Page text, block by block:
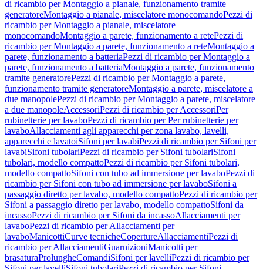
di ricambio per Montaggio a pianale, funzionamento tramite
generatoreMontaggio a pianale, miscelatore monocomandoPezzi di
ricambio per Montaggio a pianale, miscelatore
monocomandoMontaggio a parete, funzionamento a retePezzi di
ricambio per Montaggio a parete, funzionamento a reteMontaggio a
parete, funzionamento a batteriaPezzi di ricambio per Montaggio a
parete, funzionamento a batteriaMontaggio a parete, funzionamento
tramite generatorePezzi di ricambio per Montaggio a parete,
funzionamento tramite generatoreMontaggio a parete, miscelatore a
due manopolePezzi di ricambio per Montaggio a parete, miscelatore
a due manopoleAccessoriPezzi di ricambio per AccessoriPer
rubinetterie per lavaboPezzi di ricambio per Per rubinetterie per
lavaboAllacciamenti agli apparecchi per zona lavabo, lavelli,
apparecchi e lavatoiSifoni per lavabiPezzi di ricambio per Sifoni per
lavabiSifoni tubolariPezzi di ricambio per Sifoni tubolariSifoni
tubolari, modello compattoPezzi di ricambio per Sifoni tubolari,
modello compattoSifoni con tubo ad immersione per lavaboPezzi di
ricambio per Sifoni con tubo ad immersione per lavaboSifoni a
passaggio diretto per lavabo, modello compattoPezzi di ricambio per
Sifoni a passaggio diretto per lavabo, modello compattoSifoni da
incassoPezzi di ricambio per Sifoni da incassoAllacciamenti per
lavaboPezzi di ricambio per Allacciamenti per
lavaboManicottiCurve tecnicheCopertureAllacciamentiPezzi di
ricambio per AllacciamentiGuarnizioniManicotti per
brasaturaProlungheComandiSifoni per lavelliPezzi di ricambio per